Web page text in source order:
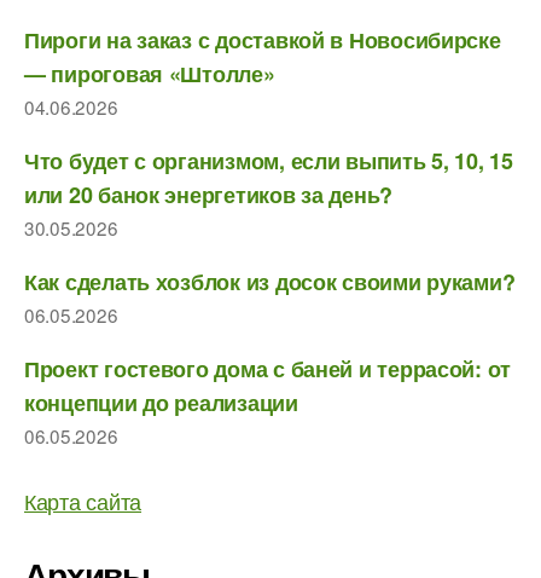
Пироги на заказ с доставкой в Новосибирске
— пироговая «Штолле»
04.06.2026
Что будет с организмом, если выпить 5, 10, 15
или 20 банок энергетиков за день?
30.05.2026
Как сделать хозблок из досок своими руками?
06.05.2026
Проект гостевого дома с баней и террасой: от
концепции до реализации
06.05.2026
Карта сайта